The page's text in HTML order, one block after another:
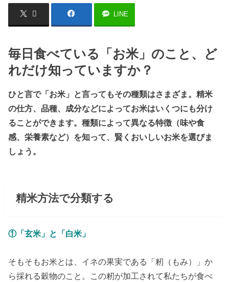
LINE
毎日食べている「お米」のこと、ど
れだけ知っていますか？
ひと言で「お米」と言ってもその種類はさまざま。精米
の仕方、品種、成分などによってお米はいくつにも分け
ることができます。種類によって異なる特徴（味や食
感、栄養素など）を知って、賢くおいしいお米を選びま
しょう。
精米方法で分類する
①「玄米」と「白米」
そもそもお米とは、イネの果実である「籾（もみ）」か
ら採れる穀物のこと。この籾が加工されて私たちが食べ